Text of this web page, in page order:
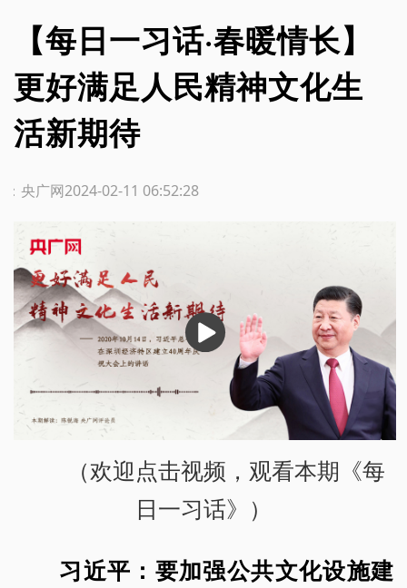
【每日一习话·春暖情长】
更好满足人民精神文化生
活新期待
2024-02-11 06:52:28
：央广网
播
放
（欢迎点击视频，观看本期《每
日一习话》）
习近平：要加强公共文化设施建